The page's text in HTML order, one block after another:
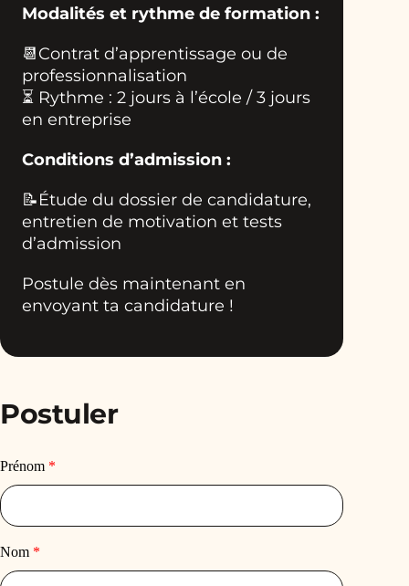
Modalités et rythme de formation :
📆Contrat d’apprentissage ou de
professionnalisation
⏳ Rythme : 2 jours à l’école / 3 jours
en entreprise
Conditions d’admission :
📝Étude du dossier de candidature,
entretien de motivation et tests
d’admission
Postule dès maintenant en
envoyant ta candidature !
Postuler